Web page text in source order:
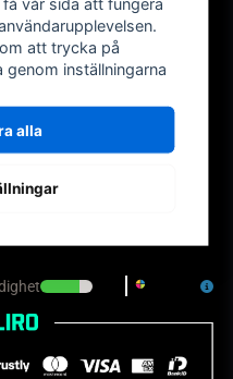
MITT KONTO
Skapa konto
att trycka på
genom inställningarna
alla